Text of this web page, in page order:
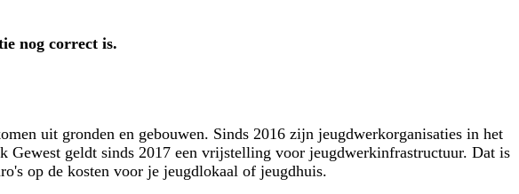
nog correct is.
uit gronden en gebouwen. Sinds 2016 zijn jeugdwerkorganisaties in het
geldt sinds 2017 een vrijstelling voor jeugdwerkinfrastructuur. Dat is
op de kosten voor je jeugdlokaal of jeugdhuis.